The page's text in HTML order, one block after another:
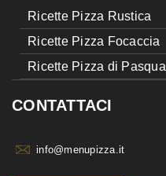
Ricette Pizza Rustica
Ricette Pizza Focaccia
Ricette Pizza di Pasqua
CONTATTACI
info@menupizza.it